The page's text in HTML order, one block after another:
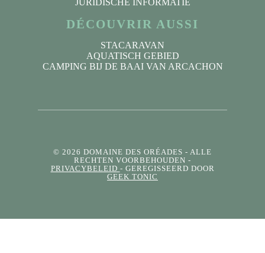
JURIDISCHE INFORMATIE
DÉCOUVRIR AUSSI
STACARAVAN
AQUATISCH GEBIED
CAMPING BIJ DE BAAI VAN ARCACHON
© 2026 DOMAINE DES ORÉADES - ALLE
RECHTEN VOORBEHOUDEN -
PRIVACYBELEID - GEREGISSEERD DOOR
GEEK TONIC